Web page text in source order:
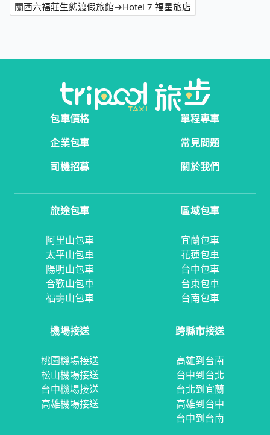
關西六福莊生態渡假旅館→Hotel 7 福星旅店
包車價格
單程專車
企業包車
常見問題
司機招募
關於我們
旅途包車
阿里山包車
太平山包車
陽明山包車
合歡山包車
福壽山包車
區域包車
宜蘭包車
花蓮包車
台中包車
台東包車
台南包車
機場接送
桃園機場接送
松山機場接送
台中機場接送
高雄機場接送
跨縣市接送
高雄到台南
台中到台北
台北到宜蘭
高雄到台中
台中到台南